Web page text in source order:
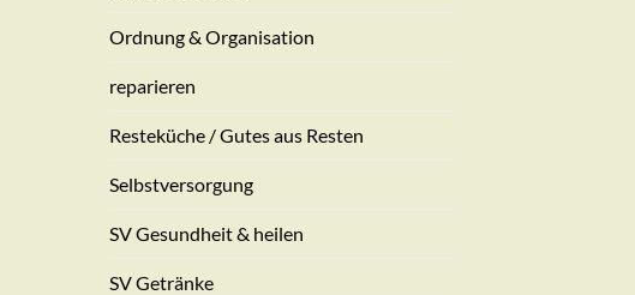
Ordnung & Organisation
reparieren
Resteküche / Gutes aus Resten
Selbstversorgung
SV Gesundheit & heilen
SV Getränke